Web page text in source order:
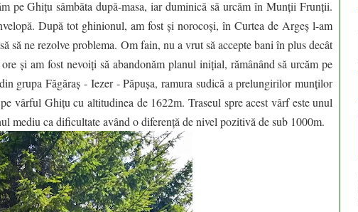
pe Ghițu sâmbăta după-masa, iar duminică să urcăm în Munții Frunții.
După tot ghinionul, am fost și norocoși, în Curtea de Argeș l-am
să ne rezolve problema. Om fain, nu a vrut să accepte bani în plus decât
și am fost nevoiți să abandonăm planul inițial, rămânând să urcăm pe
grupa Făgăraș - Iezer - Păpușa, ramura sudică a prelungirilor munților
vârful Ghițu cu altitudinea de 1622m. Traseul spre acest vârf este unul
mediu ca dificultate având o diferență de nivel pozitivă de sub 1000m.